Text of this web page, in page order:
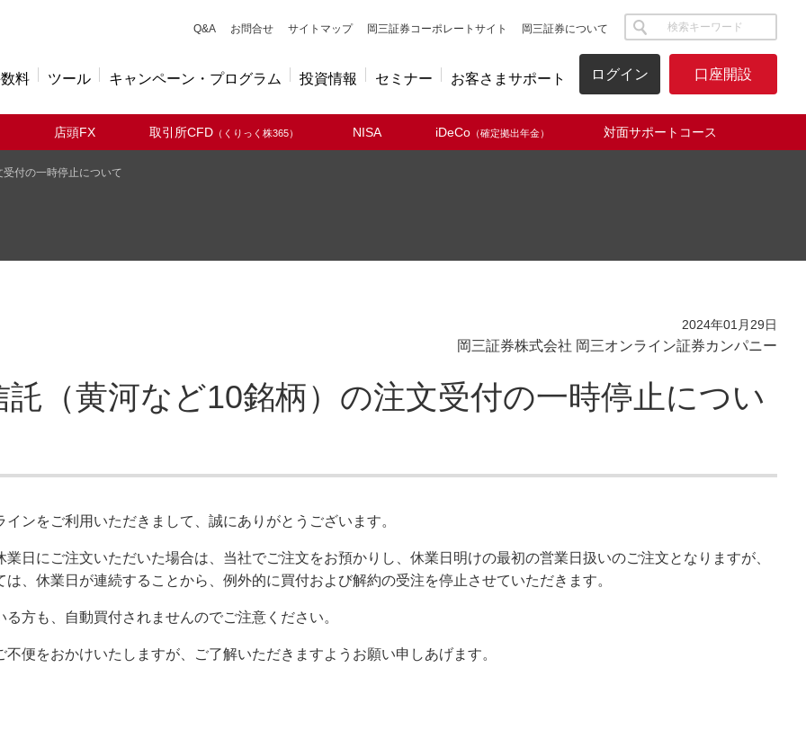
Q&Aキューアンドエー
お問合せ サイトマップ 岡三証券コーポレートサイト 岡三証券について サイト内検索
料 ツール キャンペーン・プログラム 投資情報 セミナー お客さまサポート ログイン 口座開設
店頭FX 取引所CFD（くりっく株365） NISA iDeCo（確定拠出年金） 対面サポートコース
付の一時停止について
2024年01月29日
岡三証券株式会社 岡三オンライン証券カンパニー
託（黄河など10銘柄）の注文受付の一時停止につい
ンをご利用いただきまして、誠にありがとうございます。
業日にご注文いただいた場合は、当社でご注文をお預かりし、休業日明けの最初の営業日扱いのご注文となりますが、
は、休業日が連続することから、例外的に買付および解約の受注を停止させていただきます。
方も、自動買付されませんのでご注意ください。
不便をおかけいたしますが、ご了解いただきますようお願い申しあげます。